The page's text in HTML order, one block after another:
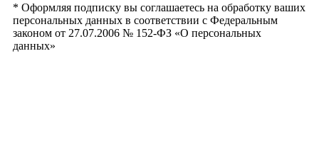
* Оформляя подписку вы соглашаетесь на обработку ваших
персональных данных в соответствии с Федеральным
законом от 27.07.2006 № 152-ФЗ «О персональных
данных»